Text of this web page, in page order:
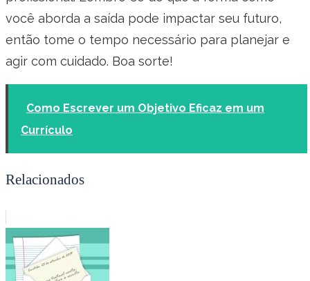
você aborda a saída pode impactar seu futuro,
então tome o tempo necessário para planejar e
agir com cuidado. Boa sorte!
Como Escrever um Objetivo Eficaz em um
Currículo
Relacionados